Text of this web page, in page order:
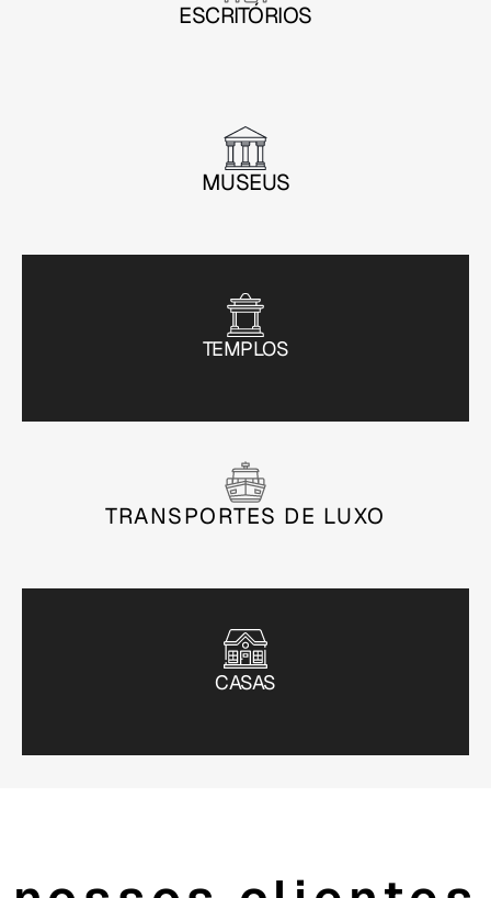
ESCRITÓRIOS
MUSEUS
TEMPLOS
TRANSPORTES DE LUXO
CASAS